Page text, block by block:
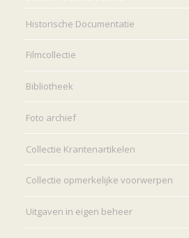
Historische Documentatie
Filmcollectie
Bibliotheek
Foto archief
Collectie Krantenartikelen
Collectie opmerkelijke voorwerpen
Uitgaven in eigen beheer